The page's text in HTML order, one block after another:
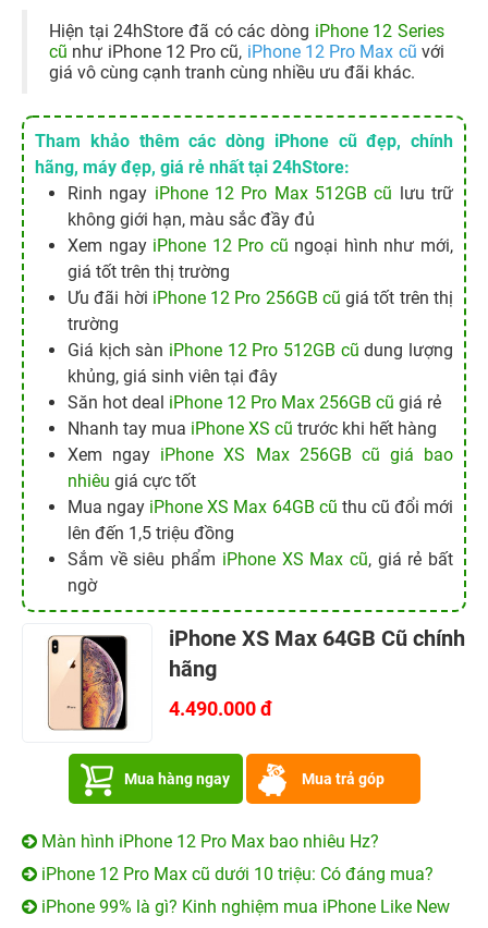
Hiện tại 24hStore đã có các dòng iPhone 12 Series
cũ như iPhone 12 Pro cũ, iPhone 12 Pro Max cũ với
giá vô cùng cạnh tranh cùng nhiều ưu đãi khác.
Tham khảo thêm các dòng iPhone cũ đẹp, chính
hãng, máy đẹp, giá rẻ nhất tại 24hStore:
Rinh ngay iPhone 12 Pro Max 512GB cũ lưu trữ
không giới hạn, màu sắc đầy đủ
Xem ngay iPhone 12 Pro cũ ngoại hình như mới,
giá tốt trên thị trường
Ưu đãi hời iPhone 12 Pro 256GB cũ giá tốt trên thị
trường
Giá kịch sàn iPhone 12 Pro 512GB cũ dung lượng
khủng, giá sinh viên tại đây
Săn hot deal iPhone 12 Pro Max 256GB cũ giá rẻ
Nhanh tay mua iPhone XS cũ trước khi hết hàng
Xem ngay iPhone XS Max 256GB cũ giá bao
nhiêu giá cực tốt
Mua ngay iPhone XS Max 64GB cũ thu cũ đổi mới
lên đến 1,5 triệu đồng
Sắm về siêu phẩm iPhone XS Max cũ, giá rẻ bất
ngờ
iPhone XS Max 64GB Cũ chính
hãng
4.490.000 đ
Mua hàng ngay Mua trả góp
Màn hình iPhone 12 Pro Max bao nhiêu Hz?
iPhone 12 Pro Max cũ dưới 10 triệu: Có đáng mua?
iPhone 99% là gì? Kinh nghiệm mua iPhone Like New